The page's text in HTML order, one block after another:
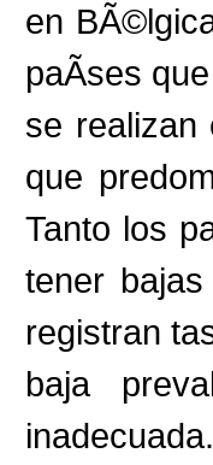
en
paÃ­ses
se realizan
que
Tanto los
tener
registran
baja